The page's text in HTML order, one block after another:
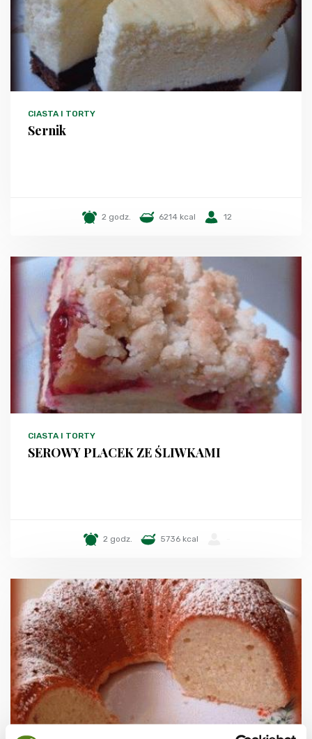
CIASTA I TORTY
Sernik
2 godz. 6214 kcal 12
CIASTA I TORTY
SEROWY PLACEK ZE ŚLIWKAMI
2 godz. 5736 kcal